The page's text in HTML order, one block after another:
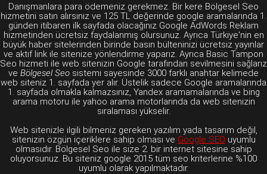
Danışmanlara para ödemeniz gerekmez. Bir kere Bölgesel Seo
hizmetini satın alırsınız ve 125 TL değerinde google aramalarında 1.
günden itibaren ilk sayfada olacağınız Google AdWords Reklam
hizmetinden ücretsiz faydalanmış olursunuz. Ayrıca Türkiye'nin en
büyük haber sitelerinden birinde basın bülteninizi ücretsiz yayınlar
ve aktif link ile sitenize yönlendirme yaparız. Ayrıca Basic Tampon
Seo hizmeti ile web sitenizin Google tarafından sevilmesini sağlarız
ve Bölgesel Seo sistemi sayesinde 3000 farklı anahtar kelimede
web siteniz 1. sayfada yer alır. Üstelik sadece Google aramalarında
1. sayfada olmakla kalmazsınız, Yandex aramamalarında ve bing
arama motoru ile yahoo arama motorlarında da web sitenizin
sıralaması yükselir.
Web sitenizle ilgili bilmeniz gereken yazılım yada tasarım değil,
sitenizin özgün içeriklere sahip olması ve Google SEO uyumlu
olmasıdır. Bölgesel Seo ile size 2. bir internet sitesine sahip
oluyorsunuz. Bu siteniz google 2015 tüm seo kriterlerine %100
uyumlu olarak yapılmaktadır.